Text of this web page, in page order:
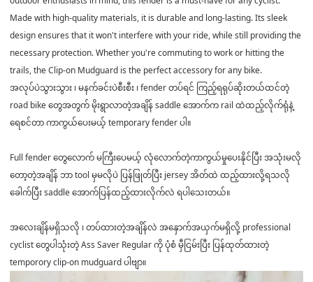
Made with high-quality materials, it is durable and long-lasting. Its sleek
design ensures that it won't interfere with your ride, while still providing the
necessary protection. Whether you're commuting to work or hitting the
trails, the Clip-on Mudguard is the perfect accessory for any bike.
အလုပ်ပဲသွားသွား ၊ မနက်ခင်းပဲစီးစီး ၊ fender တပ်ရင် ကြည့်ရရုပ်ဆိုးတယ်ထင်တဲ့
road bike တွေအတွက် မိုးရွာလာတဲ့အချိန် saddle အောက်က rail ထဲထည့်လိုက်ရုံနဲ့
ရေစင်တာ ကာကွယ်ပေးမယ့် temporary fender ပါ။
Full fender တွေလောက် မကြီးပေမယ့် လုံလောက်တဲ့ကာကွယ်မှုပေးနိုင်ပြီး အသုံးမလို
တော့တဲ့အချိန် ဘာ tool မှမလိုပဲ ပြန်ဖြုတ်ပြီး jersey အိတ်ထဲ ထည့်ထားလို့ရသလို
ခေါက်ပြီး saddle အောက်ပြန်ထည့်ထားလိုက်လဲ ရပါသေးတယ်။
အလေးချိန်မရှိသလို ၊ တပ်ထားတဲ့အချိန်လဲ အနှောက်အယှက်မရှိလို့ professional
cyclist တွေပါသုံးတဲ့ Ass Saver Regular ကို ပုံစံ မှီငြမ်းပြီး ပြန်ထုတ်ထားတဲ့
temporory clip-on mudguard ပါဗျာ။